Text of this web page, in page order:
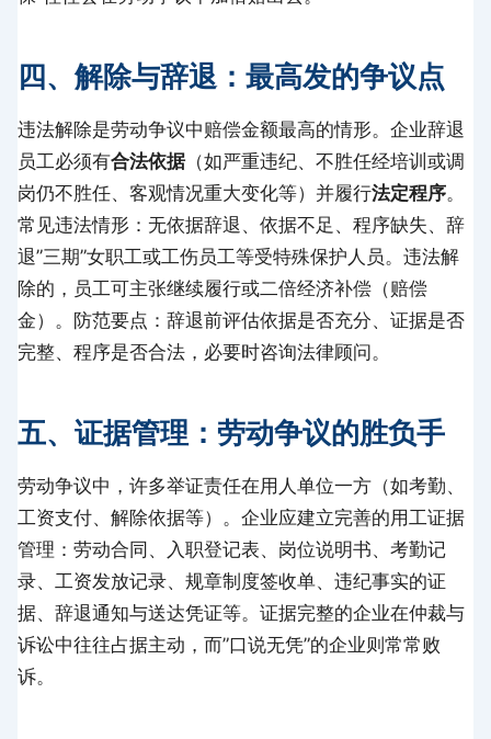
四、解除与辞退：最高发的争议点
违法解除是劳动争议中赔偿金额最高的情形。企业辞退
员工必须有合法依据（如严重违纪、不胜任经培训或调
岗仍不胜任、客观情况重大变化等）并履行法定程序。
常见违法情形：无依据辞退、依据不足、程序缺失、辞
退”三期”女职工或工伤员工等受特殊保护人员。违法解
除的，员工可主张继续履行或二倍经济补偿（赔偿
金）。防范要点：辞退前评估依据是否充分、证据是否
完整、程序是否合法，必要时咨询法律顾问。
五、证据管理：劳动争议的胜负手
劳动争议中，许多举证责任在用人单位一方（如考勤、
工资支付、解除依据等）。企业应建立完善的用工证据
管理：劳动合同、入职登记表、岗位说明书、考勤记
录、工资发放记录、规章制度签收单、违纪事实的证
据、辞退通知与送达凭证等。证据完整的企业在仲裁与
诉讼中往往占据主动，而”口说无凭”的企业则常常败
诉。